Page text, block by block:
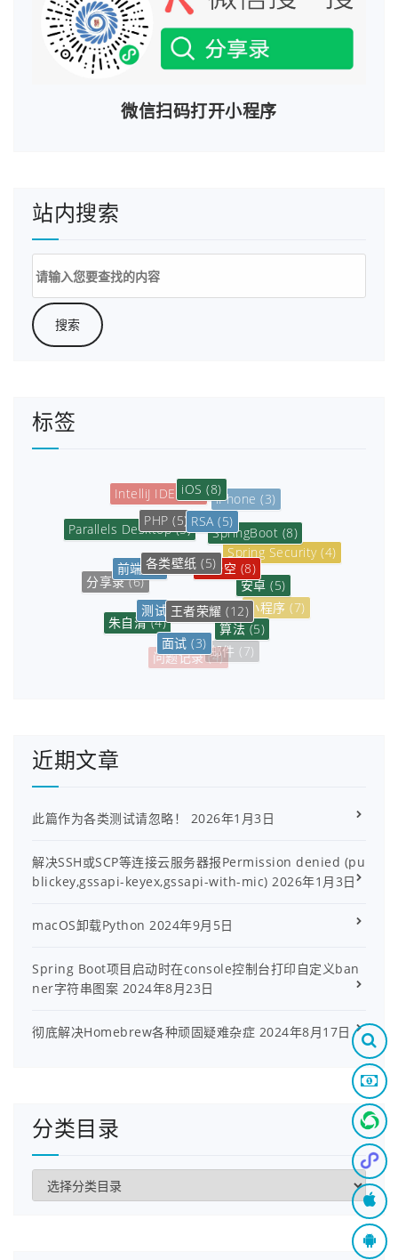
微信扫码打开小程序
站内搜索
索：
标签
IntelliJ IDEA(5)
iOS (8)
iPhone (3)
Parallels Desktop (5)
PHP(5)RSA(5)
SpringBoot(8)
Spring Security(4)
分享录(6)
前端 (5)
各类壁纸(5)
孙悟空(8)
安卓(5)
小程序 (7)
朱自清(4)
测试(3)
王者荣耀(12)
算法(5)
邮件 (7)
问题记录(4)
面试(3)
近期文章
此篇作为各类测试请忽略！ 2026年1月3日
解决SSH或SCP等连接云服务器报Permission denied (pu
blickey,gssapi-keyex,gssapi-with-mic) 2026年1月3日
macOS卸载Python 2024年9月5日
Spring Boot项目启动时在console控制台打印自定义ban
ner字符串图案 2024年8月23日
彻底解决Homebrew各种顽固疑难杂症 2024年8月17日
分类目录
类